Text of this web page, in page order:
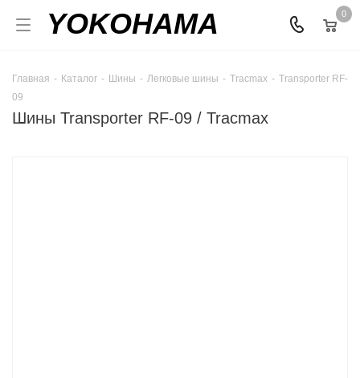
YOKOHAMA 0
Главная - Каталог - Шины - Легковые шины - Tracmax - Transporter RF-
09
Шины Transporter RF-09 / Tracmax